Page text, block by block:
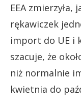
EEA zmierzyła,
rękawiczek
import do UE i
szacuje, że
niż normalnie
kwietnia do